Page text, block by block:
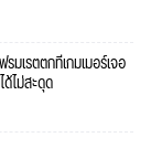
มเรตตกที่เกมเมอร์เจอ
ไม่สะดุด